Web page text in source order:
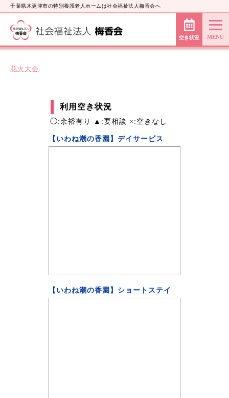
千葉県木更津市の特別養護老人ホームは社会福祉法人梅香会へ
空き状況
利用空き状況
◯:余裕有り ▲:要相談 ×:空きなし
【いわね潮の香園】デイサービス
【いわね潮の香園】ショートステイ
花火大会